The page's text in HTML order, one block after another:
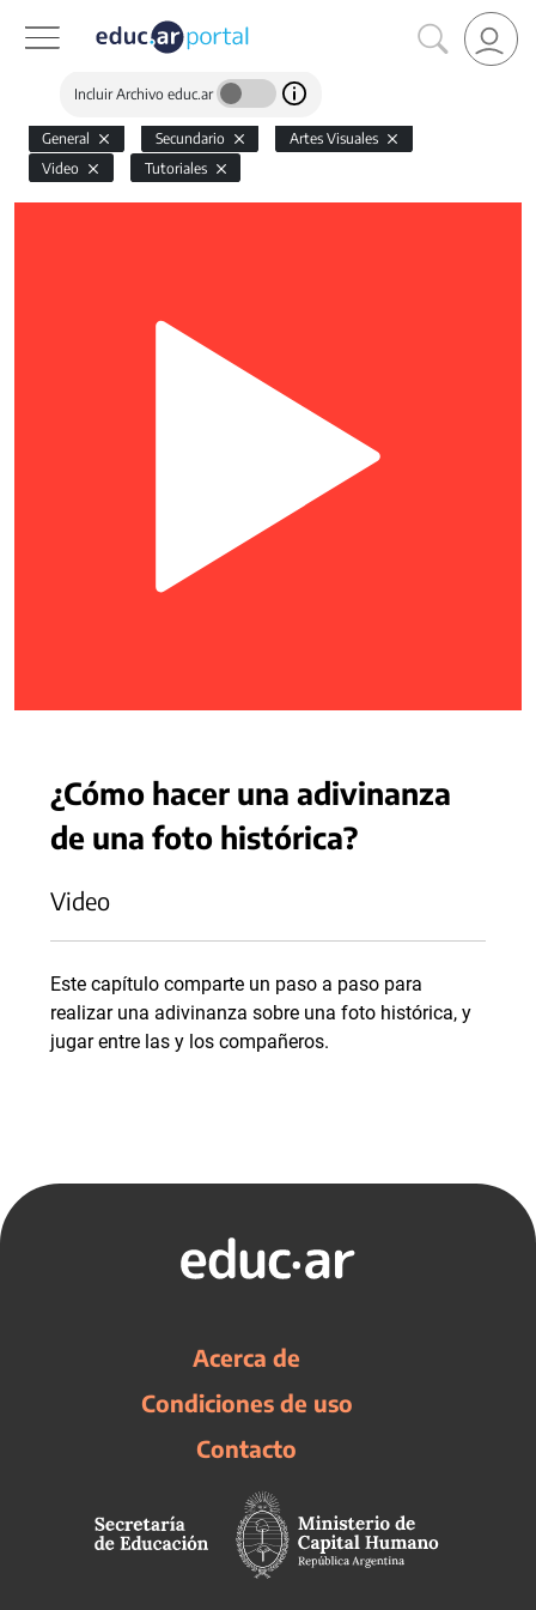
Incluir Archivo educ.ar
General Secundario
Artes Visuales
Video
Tutoriales
¿Cómo hacer una adivinanza
de una foto histórica?
Video
Este capítulo comparte un paso a paso para
realizar una adivinanza sobre una foto histórica, y
jugar entre las y los compañeros.
Acerca de
Condiciones de uso
Contacto